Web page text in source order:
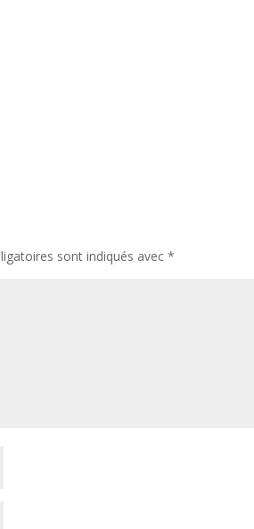
sont indiqués avec*